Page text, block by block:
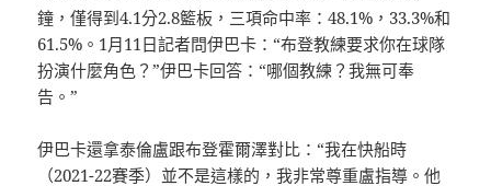
鐘，僅得到4.1分2.8籃板，三項命中率：48.1%，33.3%和
61.5%。1月11日記者問伊巴卡：“布登教練要求你在球隊
扮演什麼角色？”伊巴卡回答：“哪個教練？我無可奉
告。”
伊巴卡還拿泰倫盧跟布登霍爾澤對比：“我在快船時
（2021-22賽季）並不是這樣的，我非常尊重盧指導。他